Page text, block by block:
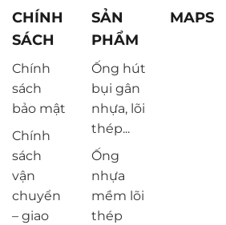
CHÍNH
SÁCH
Chính
sách
bảo mật
Chính
sách
vận
chuyển
– giao
SẢN
PHẨM
Ống hút
bụi gân
nhựa, lõi
thép...
Ống
nhựa
mềm lõi
thép
MAPS